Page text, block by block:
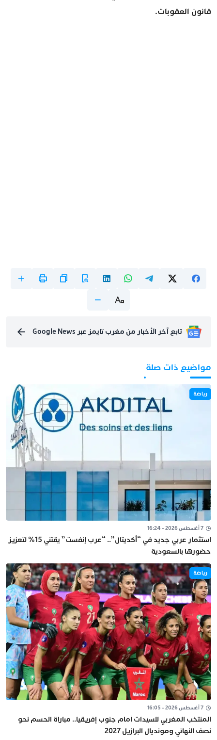
قانون العقوبات.
تابع آخر الأخبار من مغرب تايمز عبر Google News
مواضيع ذات صلة
رياضة
7 أغسطس 2026 - 16:24
استثمار عربي جديد في “أكديتال”.. “عرب إنفست” يقتني 15% لتعزيز
حضورها بالسعودية
رياضة
7 أغسطس 2026 - 16:05
المنتخب المغربي للسيدات أمام جنوب إفريقيا.. مباراة الحسم نحو
نصف النهائي ومونديال البرازيل 2027